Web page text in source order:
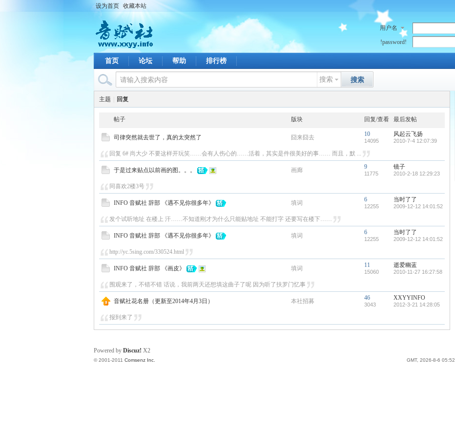
设为首页 收藏本站
用户名
!password!
首页 论坛 帮助 排行榜
搜索 搜索
主题 回复
帖子 版块 回复/查看 最后发帖
司律突然就去世了，真的太突然了 囧来囧去 10
14095
风起云飞扬
2010-7-4 12:07:39
回复 6# 尚大少 不要这样开玩笑……会有人伤心的……活着，其实是件很美好的事…… 而且，默 ...
于是过来贴点以前画的图。。。 画廊 9
11775
镜子
2010-2-18 12:29:23
同喜欢2楼3号
INFO 音赋社 辞部 《遇不见你很多年》 填词 6
12255
当时了了
2009-12-12 14:01:52
发个试听地址 在楼上 汗……不知道刚才为什么只能贴地址 不能打字 还要写在楼下……
INFO 音赋社 辞部 《遇不见你很多年》 填词 6
12255
当时了了
2009-12-12 14:01:52
http://yc.5sing.com/330524.html
INFO 音赋社 辞部 《画皮》 填词 11
15060
逝爱幽蓝
2010-11-27 16:27:58
围观来了，不错不错 话说，我前两天还想填这曲子了呢 因为听了扶罗门忆事
音赋社花名册（更新至2014年4月3日） 本社招募 46
3043
XXYYINFO
2012-3-21 14:28:05
报到来了
GMT, 2026-8-6 05:52
Powered by Discuz! X2
© 2001-2011 Comsenz Inc.